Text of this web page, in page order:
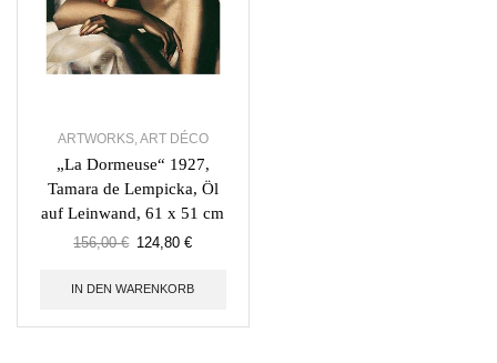
ARTWORKS, ART DÉCO
„La Dormeuse“ 1927,
Tamara de Lempicka, Öl
auf Leinwand, 61 x 51 cm
156,00€ 124,80€
IN DEN WARENKORB